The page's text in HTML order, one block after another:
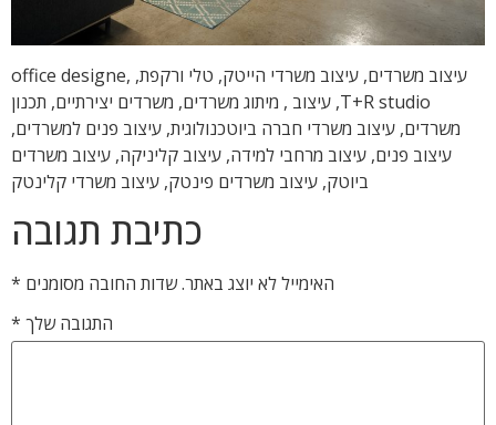
עיצוב משרדים, עיצוב משרדי הייטק, טלי ורקפת, office designe,
T+R studio, עיצוב , מיתוג משרדים, משרדים יצירתיים, תכנון
משרדים, עיצוב משרדי חברה ביוטכנולוגית, עיצוב פנים למשרדים,
עיצוב פנים, עיצוב מרחבי למידה, עיצוב קליניקה, עיצוב משרדים
ביוטק, עיצוב משרדים פינטק, עיצוב משרדי קלינטק
כתיבת תגובה
האימייל לא יוצג באתר.שדות החובה מסומנים *
התגובה שלך *